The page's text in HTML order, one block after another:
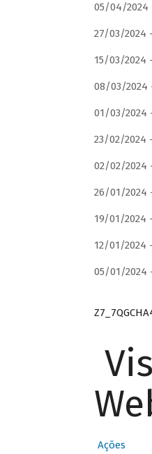
05/04/2024
27/03/2024 -
15/03/2024 -
08/03/2024
01/03/2024
23/02/2024 -
02/02/2024
26/01/2024
19/01/2024 -
12/01/2024 -
05/01/2024
Ações